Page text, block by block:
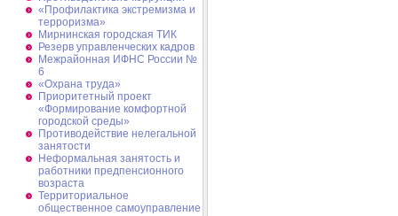
«Профилактика экстремизма и
терроризма»
Мирнинская городская ТИК
Резерв управленческих кадров
Межрайонная ИФНС России №
6
«Охрана труда»
Приоритетный проект
«Формирование комфортной
городской среды»
Противодействие нелегальной
занятости
Неформальная занятость и
работники предпенсионного
возраста
Территориальное
общественное самоуправление